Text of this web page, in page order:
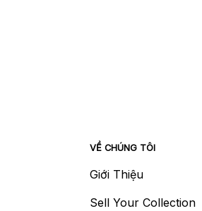
VỀ CHÚNG TÔI
Giới Thiệu
Sell Your Collection